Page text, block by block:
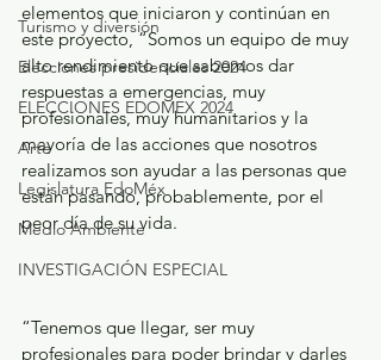
Turismo y diversión
Elecciones presidenciales 2024
ELECCIONES EDOMEX 2024
Arte
Legislatura EdoMéx
Medio Ambiente
INVESTIGACIÓN ESPECIAL
elementos que iniciaron y continúan en
este proyecto, “Somos un equipo de muy
alto rendimiento que sabemos dar
respuestas a emergencias, muy
profesionales, muy humanitarios y la
mayoría de las acciones que nosotros
realizamos son ayudar a las personas que
están pasando, probablemente, por el
peor día de su vida.
“Tenemos que llegar, ser muy
profesionales para poder brindar y darles